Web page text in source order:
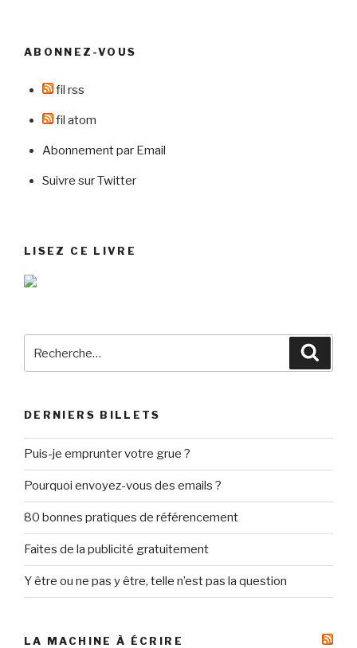
ABONNEZ-VOUS
fil rss
fil atom
Abonnement par Email
Suivre sur Twitter
LISEZ CE LIVRE
pour
DERNIERS BILLETS
Puis-je emprunter votre grue ?
Pourquoi envoyez-vous des emails ?
80 bonnes pratiques de référencement
Faites de la publicité gratuitement
Y être ou ne pas y être, telle n’est pas la question
LA MACHINE À ÉCRIRE